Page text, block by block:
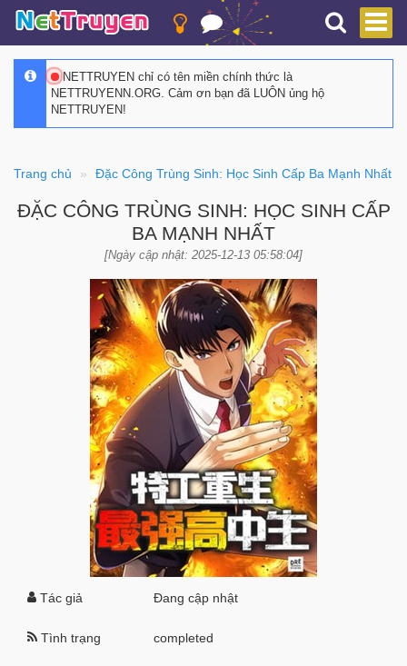
NETTRUYEN chỉ có tên miền chính thức là
NETTRUYENN.ORG. Cảm ơn bạn đã LUÔN ủng hộ
NETTRUYEN!
Trang chủ Đặc Công Trùng Sinh: Học Sinh Cấp Ba Mạnh Nhất
ĐẶC CÔNG TRÙNG SINH: HỌC SINH CẤP
BA MẠNH NHẤT
[Ngày cập nhật: 2025-12-13 05:58:04]
Tác giả Đang cập nhật
Tình trạng completed